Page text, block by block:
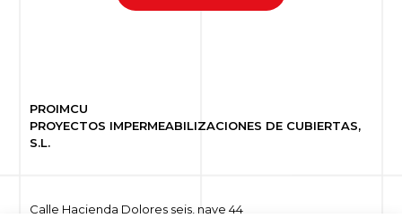
PROIMCU
PROYECTOS IMPERMEABILIZACIONES DE CUBIERTAS,
S.L.
Calle Hacienda Dolores seis, nave 44